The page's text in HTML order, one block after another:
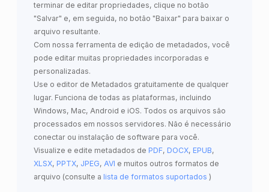
terminar de editar propriedades, clique no botão
"Salvar" e, em seguida, no botão "Baixar" para baixar o
arquivo resultante.
Com nossa ferramenta de edição de metadados, você
pode editar muitas propriedades incorporadas e
personalizadas.
Use o editor de Metadados gratuitamente de qualquer
lugar. Funciona de todas as plataformas, incluindo
Windows, Mac, Android e iOS. Todos os arquivos são
processados em nossos servidores. Não é necessário
conectar ou instalação de software para você.
Visualize e edite metadados de PDF, DOCX, EPUB,
XLSX, PPTX, JPEG, AVI e muitos outros formatos de
arquivo (consulte a lista de formatos suportados )